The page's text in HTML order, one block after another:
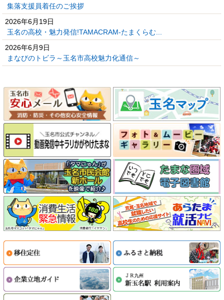
集落支援員着任のご挨拶
2026年6月19日
玉名の高校・魅力発信!TAMACRAM-たまくらむ...
2026年6月9日
まなびのトビラ～玉名市高校魅力化通信～